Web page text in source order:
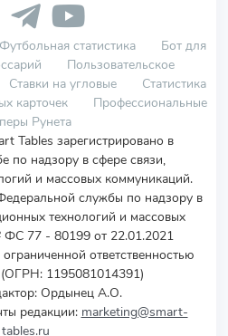
Футбольная статистика
Бот для
Пользовательское
Ставки на угловые
Статистика
карточек
Профессиональные
Рунета
Tables зарегистрировано в
по надзору в сфере связи,
и массовых коммуникаций.
службы по надзору в
технологий и массовых
77 - 80199 от 22.01.2021
ответственностью
(ОГРН: 1195081014391)
Ордынец А.О.
редакции: marketing@smart-
tables.ru